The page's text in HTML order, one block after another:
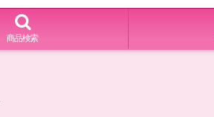
商品検索